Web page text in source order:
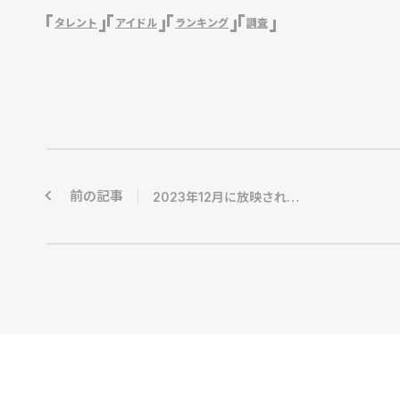
タレント アイドル ランキング 調査
前の記事 2023年12月に放映されたテレビCMの指名検索ランキング 1位はAmazonブラックフライデー【ノバセル調査】